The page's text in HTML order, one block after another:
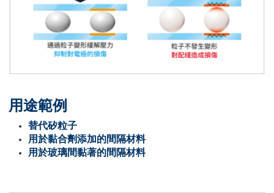
用途範例
替代矽粒子
用於黏合劑添加的間隔材料
用於玻璃間黏著的間隔材料